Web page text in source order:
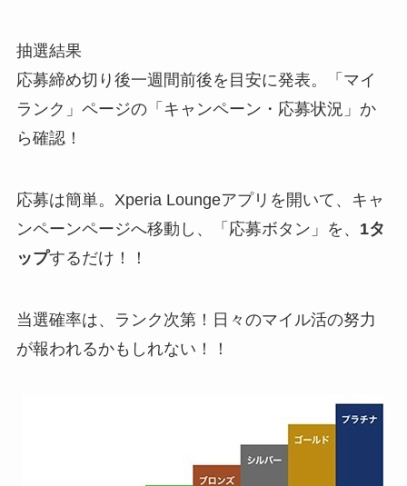
抽選結果
応募締め切り後一週間前後を目安に発表。​「マイ
ランク」ページの「キャンペーン・応募状況」か
ら確認！
応募は簡単。Xperia Loungeアプリを開いて、キャ
ンペーンページへ移動し、「応募ボタン」を、 1タ
ップするだけ！！
当選確率は、ランク次第！日々のマイル活の努力
が報われるかもしれない！！